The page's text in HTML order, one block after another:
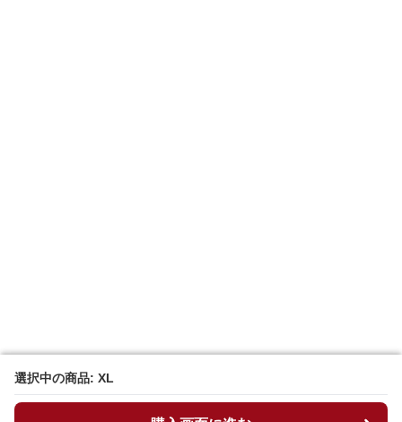
選択中の商品: XL
選択中の商品: XL